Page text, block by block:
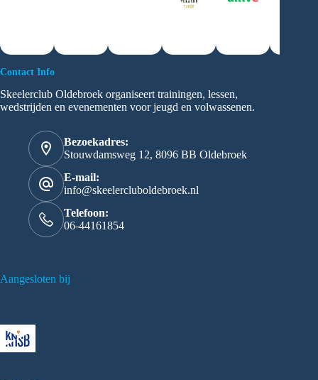
Contact Info
Skeelerclub Oldebroek organiseert trainingen, lessen,
wedstrijden en evenementen voor jeugd en volwassenen.
Bezoekadres:
Stouwdamsweg 12, 8096 BB Oldebroek
E-mail:
info@skeelercluboldebroek.nl
Telefoon:
06-44161854
Aangesloten bij